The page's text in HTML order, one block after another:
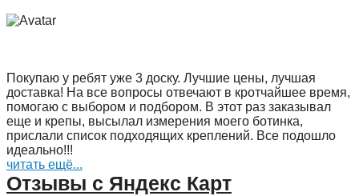
Покупаю у ребят уже 3 доску. Лучшие цены, лучшая
доставка! На все вопросы отвечают в кротчайшее время,
помогаю с выбором и подбором. В этот раз заказывал
еще и крепы, высылал измерения моего ботинка,
прислали список подходящих креплений. Все подошло
идеально!!!
читать ещё...
Отзывы с Яндекс Карт